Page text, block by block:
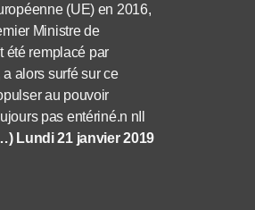
(UE) en 2016,
Ministre de
été remplacé par
alors surfé sur ce
au pouvoir
pas entériné.n nIl
Lundi 21 janvier 2019